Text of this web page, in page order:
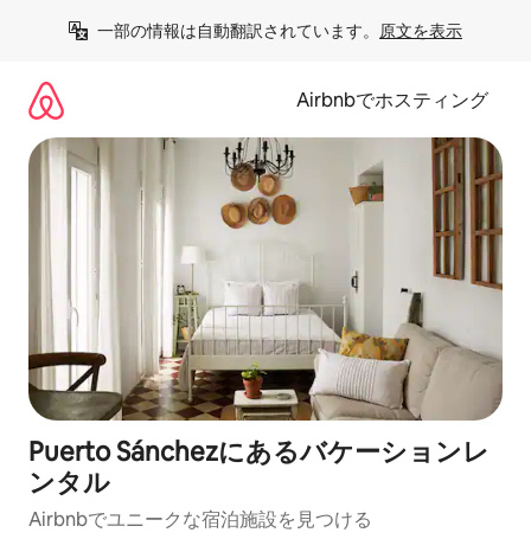
一部の情報は自動翻訳されています。 原文を表示
Airbnbでホスティング
Puerto Sánchezにあるバケーションレ
ンタル
Airbnbでユニークな宿泊施設を見つける